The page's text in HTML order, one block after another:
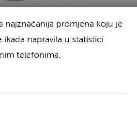
najznačanija promjena koju je
ikada napravila u statistici
telefonima.